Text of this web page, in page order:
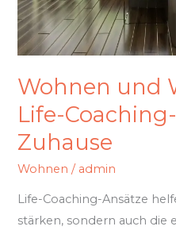
Wohnen und
Life-
Zuhause
Wohnen / admin
Life-Coaching-Ansätze
stärken, sondern auch die